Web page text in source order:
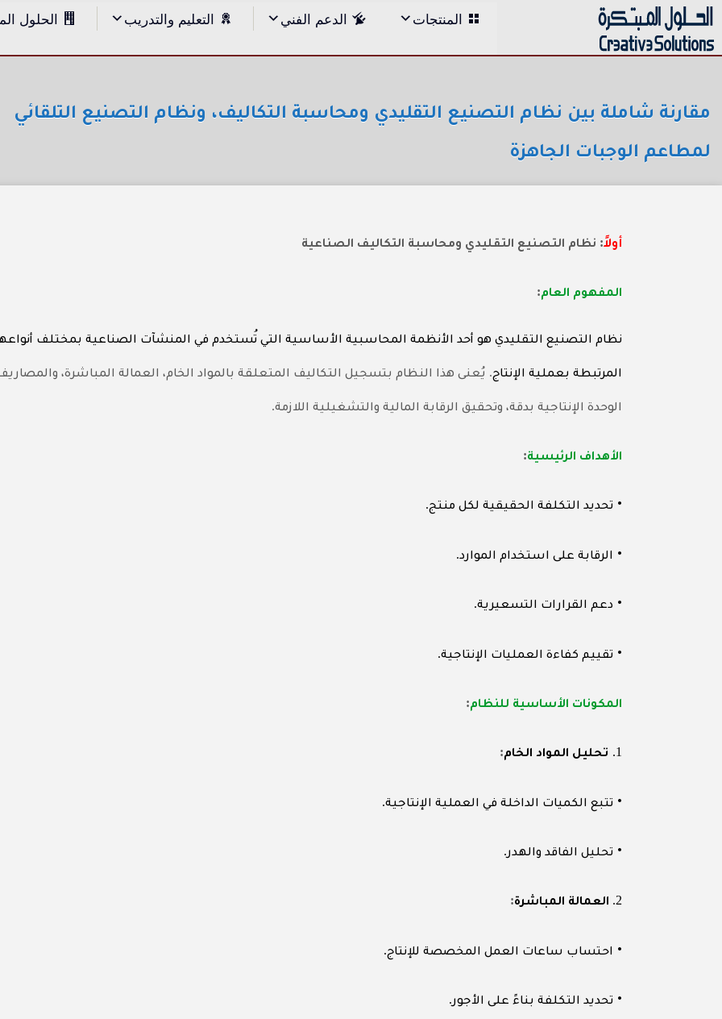
Skip
to
المنتجات الدعم الفني التعليم والتدريب الحلول
مقارنة شاملة بين نظام التصنيع التقليدي ومحاسبة التكاليف، ونظام التصنيع التلقائي
لمطاعم الوجبات الجاهزة
أولاً: نظام التصنيع التقليدي ومحاسبة التكاليف الصناعية
المفهوم العام:
نظام التصنيع التقليدي هو أحد الأنظمة المحاسبية الأساسية التي تُستخدم في المنشآت الصناعية بمختلف
المرتبطة بعملية الإنتاج. يُعنى هذا النظام بتسجيل التكاليف المتعلقة بالمواد الخام، العمالة المباشرة،
الوحدة الإنتاجية بدقة، وتحقيق الرقابة المالية والتشغيلية اللازمة.
الأهداف الرئيسية:
• تحديد التكلفة الحقيقية لكل منتج.
• الرقابة على استخدام الموارد.
• دعم القرارات التسعيرية.
• تقييم كفاءة العمليات الإنتاجية.
المكونات الأساسية للنظام:
1. تحليل المواد الخام:
• تتبع الكميات الداخلة في العملية الإنتاجية.
• تحليل الفاقد والهدر.
2. العمالة المباشرة:
• احتساب ساعات العمل المخصصة للإنتاج.
• تحديد التكلفة بناءً على الأجور.